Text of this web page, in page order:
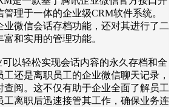
理于一体的企业级CRM软件系统。
微信会话存档功能，还对其进行了二
和实用的管理功能。
以轻松实现会话内容的永久存档和全
还是离职员工的企业微信聊天记录，
查阅。这不仅有助于企业全面了解员工
工离职后迅速接管其工作，确保业务连